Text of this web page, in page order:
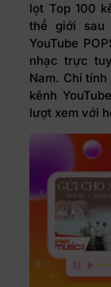
lọt Top 100
thế giới sau
YouTube
nhạc trực
Nam. Chỉ
kênh
lượt xem với